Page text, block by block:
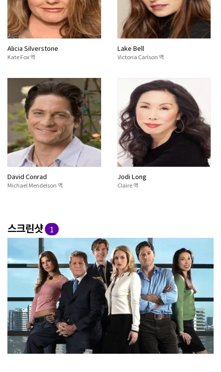
Alicia Silverstone
Kate Fox 역
Lake Bell
Victoria Carlson 역
David Conrad
Michael Mendelson 역
Jodi Long
Claire 역
스크린샷 1